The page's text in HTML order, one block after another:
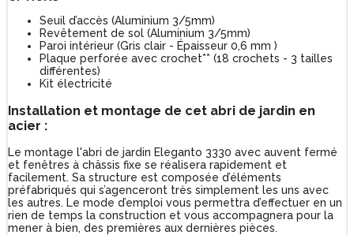
Seuil d’accès (Aluminium 3/5mm)
Revêtement de sol (Aluminium 3/5mm)
Paroi intérieur (Gris clair - Épaisseur 0,6 mm )
Plaque perforée avec crochet** (18 crochets - 3 tailles
différentes)
Kit électricité
Installation et montage de cet abri de jardin en
acier :
Le montage l'abri de jardin Eleganto 3330 avec auvent fermé
et fenêtres à châssis fixe se réalisera rapidement et
facilement. Sa structure est composée d’éléments
préfabriqués qui s’agenceront très simplement les uns avec
les autres. Le mode d’emploi vous permettra d’effectuer en un
rien de temps la construction et vous accompagnera pour la
mener à bien, des premières aux dernières pièces.